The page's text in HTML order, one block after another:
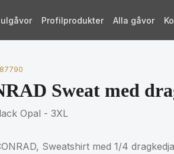
Profilprodukter Alla gåvor
Sweat med
Opal - 3XL
Sweatshirt med 1/4